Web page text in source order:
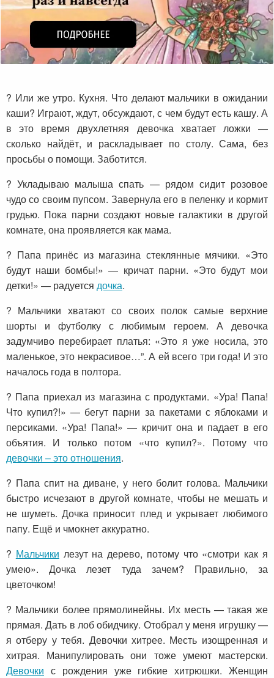
? Или же утро. Кухня. Что делают мальчики в ожидании
каши? Играют, ждут, обсуждают, с чем будут есть кашу. А
в это время двухлетняя девочка хватает ложки —
сколько найдёт, и раскладывает по столу. Сама, без
просьбы о помощи. Заботится.
? Укладываю малыша спать — рядом сидит розовое
чудо со своим пупсом. Завернула его в пеленку и кормит
грудью. Пока парни создают новые галактики в другой
комнате, она проявляется как мама.
? Папа принёс из магазина стеклянные мячики. «Это
будут наши бомбы!» — кричат парни. «Это будут мои
детки!» — радуется дочка.
? Мальчики хватают со своих полок самые верхние
шорты и футболку с любимым героем. А девочка
задумчиво перебирает платья: «Это я уже носила, это
маленькое, это некрасивое…”. А ей всего три года! И это
началось года в полтора.
? Папа приехал из магазина с продуктами. «Ура! Папа!
Что купил?!» — бегут парни за пакетами с яблоками и
персиками. «Ура! Папа!» — кричит она и падает в его
объятия. И только потом «что купил?». Потому что
девочки – это отношения.
? Папа спит на диване, у него болит голова. Мальчики
быстро исчезают в другой комнате, чтобы не мешать и
не шуметь. Дочка приносит плед и укрывает любимого
папу. Ещё и чмокнет аккуратно.
? Мальчики лезут на дерево, потому что «смотри как я
умею». Дочка лезет туда зачем? Правильно, за
цветочком!
? Мальчики более прямолинейны. Их месть — такая же
прямая. Дать в лоб обидчику. Отобрал у меня игрушку —
я отберу у тебя. Девочки хитрее. Месть изощренная и
хитрая. Манипулировать они тоже умеют мастерски.
Девочки с рождения уже гибкие хитрюшки. Женщин